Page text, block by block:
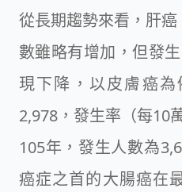
從長期趨勢來看，肝
數雖略有增加，但發
現下降，以皮膚癌
2,978，發生率（每10
105年，發生人數為
癌症之首的大腸癌在